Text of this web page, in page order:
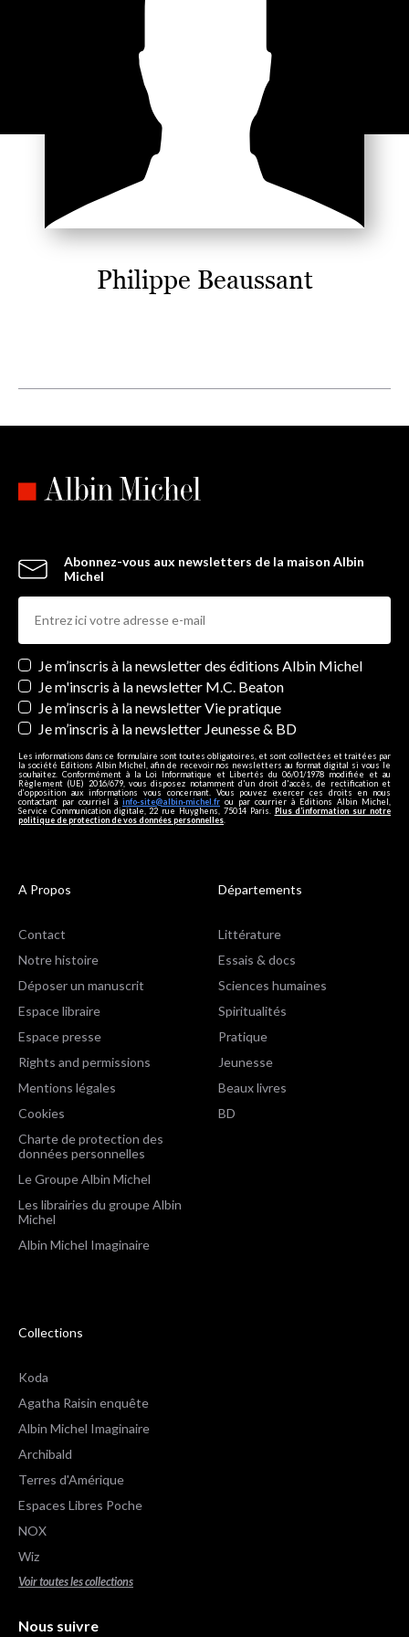
Philippe Beaussant
Abonnez-vous aux newsletters de la maison Albin
Michel
Newsletters
Je m’inscris à la newsletter des éditions Albin Michel
Je m'inscris à la newsletter M.C. Beaton
Je m’inscris à la newsletter Vie pratique
Je m’inscris à la newsletter Jeunesse & BD
Les informations dans ce formulaire sont toutes obligatoires, et sont collectées et traitées par
la société Editions Albin Michel, afin de recevoir nos newsletters au format digital si vous le
souhaitez. Conformément à la Loi Informatique et Libertés du 06/01/1978 modifiée et au
Règlement (UE) 2016/679, vous disposez notamment d'un droit d'accès, de rectification et
d’opposition aux informations vous concernant. Vous pouvez exercer ces droits en nous
contactant par courriel à info-site@albin-michel.fr ou par courrier à Editions Albin Michel,
Service Communication digitale, 22 rue Huyghens, 75014 Paris. Plus d’information sur notre
politique de protection de vos données personnelles
A Propos
Contact
Notre histoire
Déposer un manuscrit
Espace libraire
Espace presse
Rights and permissions
Mentions légales
Cookies
Charte de protection des
données personnelles
Le Groupe Albin Michel
Les librairies du groupe Albin
Michel
Albin Michel Imaginaire
Départements
Littérature
Essais & docs
Sciences humaines
Spiritualités
Pratique
Jeunesse
Beaux livres
BD
Collections
Koda
Agatha Raisin enquête
Albin Michel Imaginaire
Archibald
Terres d'Amérique
Espaces Libres Poche
NOX
Wiz
Voir toutes les collections
Nous suivre